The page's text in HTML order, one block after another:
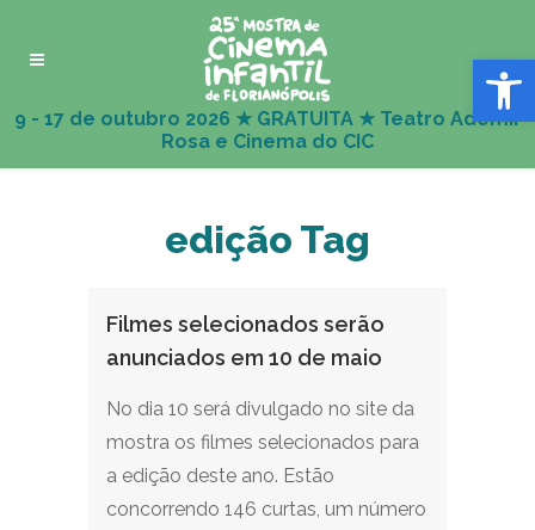
Abrir
edição Tag
Filmes selecionados serão
anunciados em 10 de maio
No dia 10 será divulgado no site da
mostra os filmes selecionados para
a edição deste ano. Estão
concorrendo 146 curtas, um número